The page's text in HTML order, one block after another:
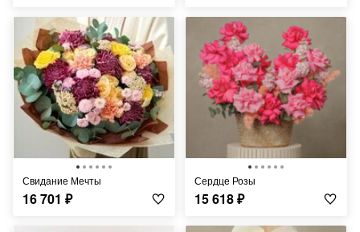
Свидание Мечты
16 701 ₽
Сердце Розы
15 618₽